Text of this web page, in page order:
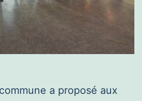
a proposé aux